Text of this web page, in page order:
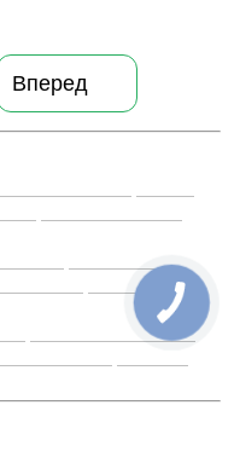
Вперед
Казаны на 10
Казаны на 4
Казаны на 15 литров